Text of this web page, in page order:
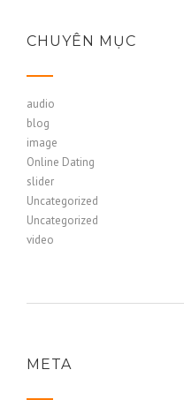
CHUYÊN MỤC
audio
blog
image
Online Dating
slider
Uncategorized
Uncategorized
video
META